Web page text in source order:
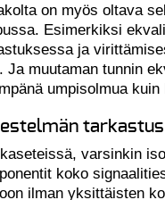
on myös oltava
Esimerkiksi
ja
Ja muutaman tunnin
umpisolmua
tarkastus
varsinkin
koko
ilman yksittäisten